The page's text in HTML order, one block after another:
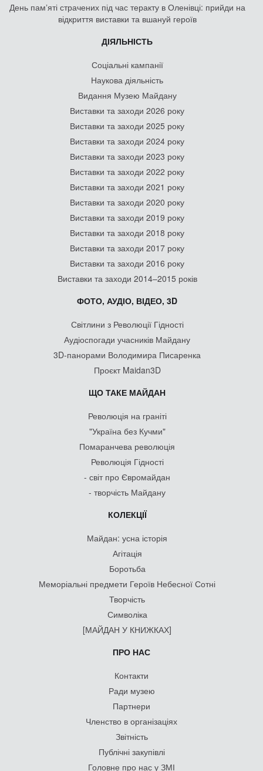
День памʼяті страчених під час теракту в Оленівці: прийди на
відкриття виставки та вшануй героїв
ДІЯЛЬНІСТЬ
Соціальні кампанії
Наукова діяльність
Видання Музею Майдану
Виставки та заходи 2026 року
Виставки та заходи 2025 року
Виставки та заходи 2024 року
Виставки та заходи 2023 року
Виставки та заходи 2022 року
Виставки та заходи 2021 року
Виставки та заходи 2020 року
Виставки та заходи 2019 року
Виставки та заходи 2018 року
Виставки та заходи 2017 року
Виставки та заходи 2016 року
Виставки та заходи 2014–2015 років
ФОТО, АУДІО, ВІДЕО, 3D
Світлини з Революції Гідності
Аудіоспогади учасників Майдану
3D-панорами Володимира Писаренка
Проєкт Maidan3D
ЩО ТАКЕ МАЙДАН
Революція на граніті
"Україна без Кучми"
Помаранчева революція
Революція Гідності
- світ про Євромайдан
- творчість Майдану
КОЛЕКЦІЇ
Майдан: усна історія
Агітація
Боротьба
Меморіальні предмети Героїв Небесної Сотні
Творчість
Символіка
[МАЙДАН У КНИЖКАХ]
ПРО НАС
Контакти
Ради музею
Партнери
Членство в організаціях
Звітність
Публічні закупівлі
Головне про нас у ЗМІ